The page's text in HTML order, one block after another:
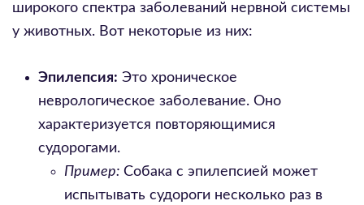
широкого спектра заболеваний нервной системы
у животных. Вот некоторые из них:
Эпилепсия: Это хроническое
неврологическое заболевание. Оно
характеризуется повторяющимися
судорогами.
Пример: Собака с эпилепсией может
испытывать судороги несколько раз в